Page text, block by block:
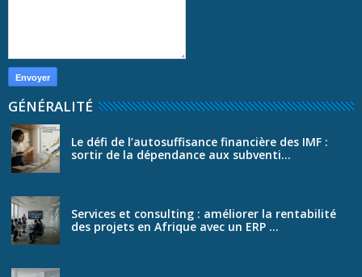
GÉNÉRALITÉ
Le défi de l’autosuffisance financière des IMF :
sortir de la dépendance aux subventi...
Services et consulting : améliorer la rentabilité
des projets en Afrique avec un ERP ...